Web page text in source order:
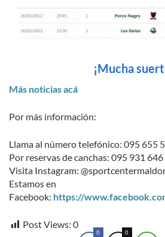
¡Mucha
Más noticias acá
Por más información:
Llama al número telefónico: 095 655
Por reservas de canchas: 095 931 646
Visita Instagram:
Estamos en
Facebook: https://
Post Views: 0
0 0